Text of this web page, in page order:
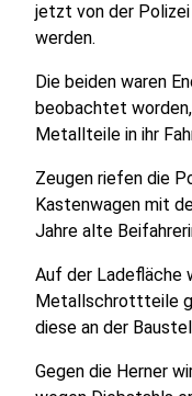
jetzt von der
werden.
Die beiden waren
beobachtet
Metallteile in ihr
Zeugen riefen die
Kastenwagen mit
Jahre alte
Auf der Ladefläche
Metallschrottteile
diese an der
Gegen die Herner